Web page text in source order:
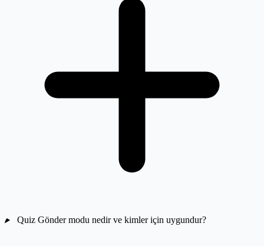
Quiz Gönder modu nedir ve kimler için uygundur?